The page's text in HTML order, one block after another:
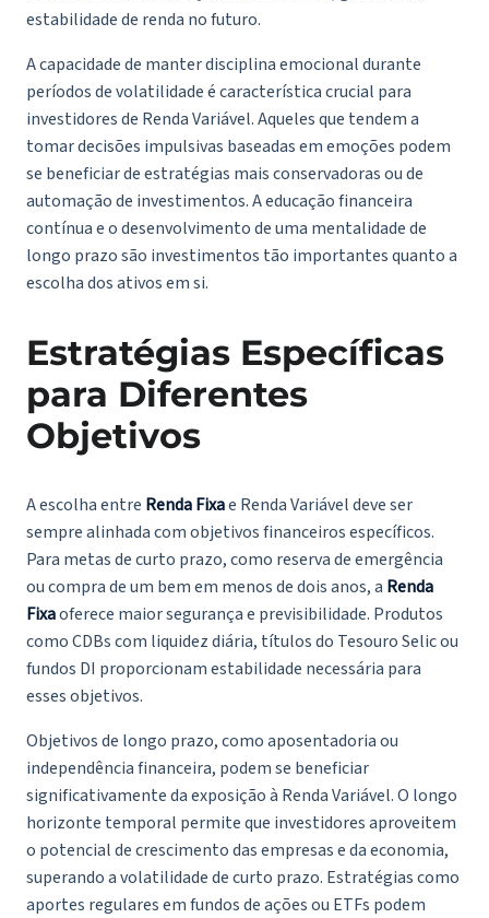
estabilidade de renda no futuro.
A capacidade de manter disciplina emocional durante
períodos de volatilidade é característica crucial para
investidores de Renda Variável. Aqueles que tendem a
tomar decisões impulsivas baseadas em emoções podem
se beneficiar de estratégias mais conservadoras ou de
automação de investimentos. A educação financeira
contínua e o desenvolvimento de uma mentalidade de
longo prazo são investimentos tão importantes quanto a
escolha dos ativos em si.
Estratégias Específicas
para Diferentes
Objetivos
A escolha entre Renda Fixae Renda Variável deve ser
sempre alinhada com objetivos financeiros específicos.
Para metas de curto prazo, como reserva de emergência
ou compra de um bem em menos de dois anos, a Renda
Fixaoferece maior segurança e previsibilidade. Produtos
como CDBs com liquidez diária, títulos do Tesouro Selic ou
fundos DI proporcionam estabilidade necessária para
esses objetivos.
Objetivos de longo prazo, como aposentadoria ou
independência financeira, podem se beneficiar
significativamente da exposição à Renda Variável. O longo
horizonte temporal permite que investidores aproveitem
o potencial de crescimento das empresas e da economia,
superando a volatilidade de curto prazo. Estratégias como
aportes regulares em fundos de ações ou ETFs podem